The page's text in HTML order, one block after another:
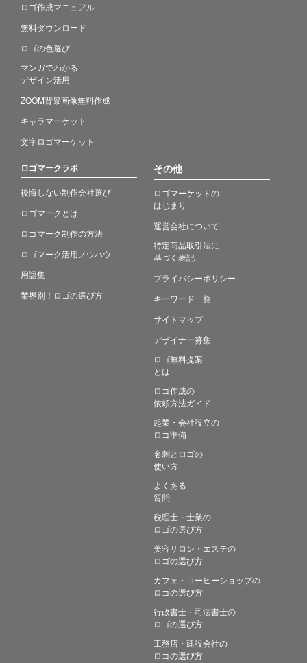
ロゴ作成マニュアル
無料ダウンロード
ロゴの色選び
マンガでわかる
デザイン活用
ZOOM背景画像無料作成
キャラマーケット
文字ロゴマーケット
ロゴマークラボ
後悔しない制作会社選び
ロゴマークとは
ロゴマーク制作の方法
ロゴマーク活用ノウハウ
用語集
業界別！ロゴの選び方
その他
ロゴマーケットの
はじまり
運営会社について
特定商品取引法に
基づく表記
プライバシーポリシー
キーワード一覧
サイトマップ
デザイナー募集
ロゴ無料提案
とは
ロゴ作成の
依頼方法ガイド
起業・会社設立の
ロゴ準備
名刺とロゴの
使い方
よくある
質問
税理士・士業の
ロゴの選び方
美容サロン・エステの
ロゴの選び方
カフェ・コーヒーショップの
ロゴの選び方
行政書士・司法書士の
ロゴの選び方
工務店・建設会社の
ロゴの選び方